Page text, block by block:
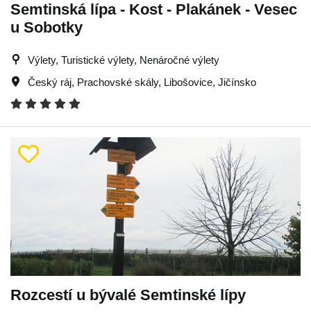
Semtinská lípa - Kost - Plakánek - Vesec
u Sobotky
Výlety, Turistické výlety, Nenáročné výlety
Český ráj, Prachovské skály, Libošovice, Jičínsko
Rozcestí u bývalé Semtinské lípy